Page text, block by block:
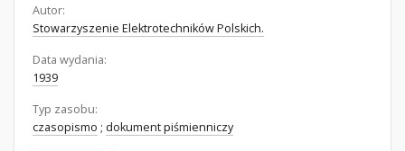
Autor:
Stowarzyszenie Elektrotechników Polskich.
Data wydania:
1939
Typ zasobu:
czasopismo ; dokument piśmienniczy